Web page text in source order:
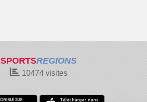
SPORTSREGIONS
10474visites